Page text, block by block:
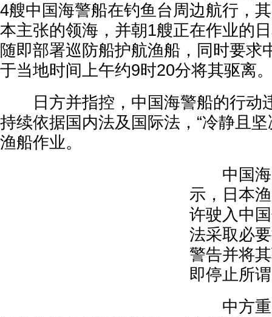
4艘中国海警船在钓鱼台周边航行，
本主张的领海，并朝1艘正在作业的
随即部署巡防船护航渔船，同时要求
于当地时间上午约9时20分将其驱离
日方并指控，中国海警船的行动
持续依据国内法及国际法，“冷静且
渔船作业。
中国海
示，日本
许驶入中
法采取必
警告并将
即停止所
中方重